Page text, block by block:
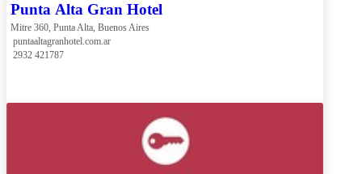
Punta Alta Gran Hotel
Mitre 360, Punta Alta, Buenos Aires
puntaaltagranhotel.com.ar
2932 421787